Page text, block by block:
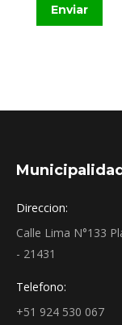
Enviar
Direccion:
Calle Lima N°133
- 21431
Telefono:
+51 924 530 067